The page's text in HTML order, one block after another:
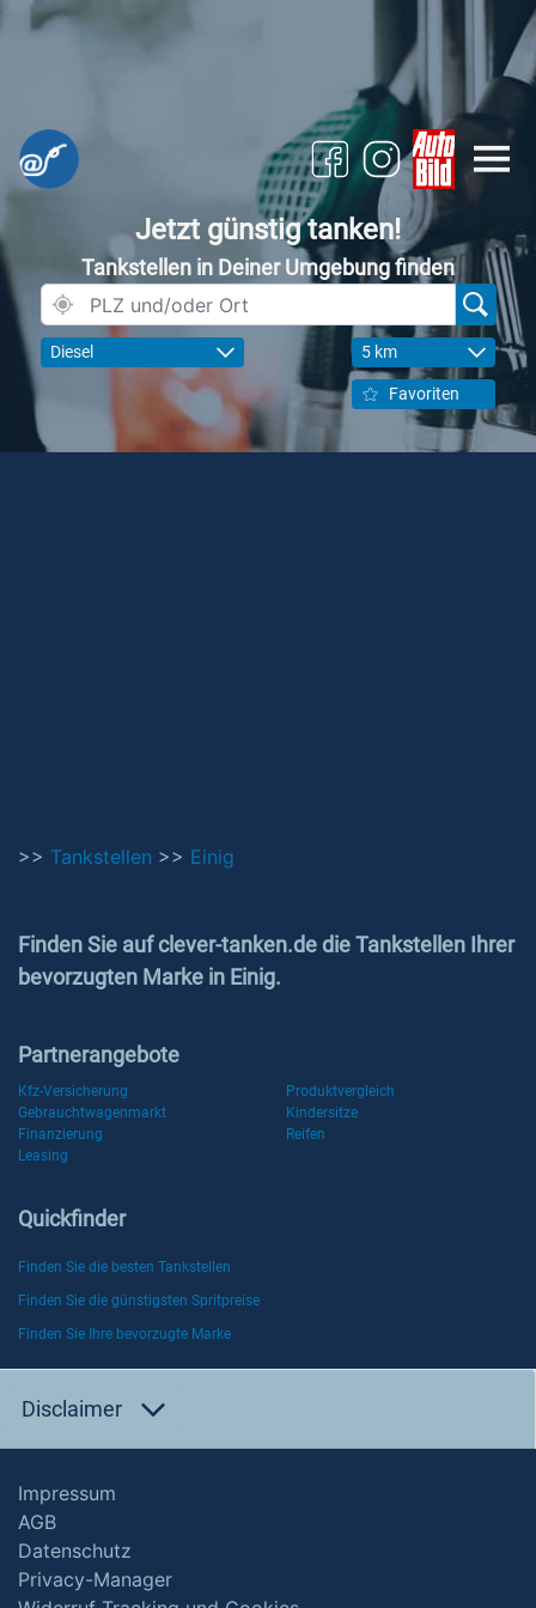
Jetzt günstig tanken!
Tankstellen in Deiner Umgebung finden
Diesel 5 km
Favoriten
>> Tankstellen >> Einig
Finden Sie auf clever-tanken.de die Tankstellen Ihrer
bevorzugten Marke in Einig.
Partnerangebote
Kfz-Versicherung
Produktvergleich
Gebrauchtwagenmarkt
Kindersitze
Finanzierung
Reifen
Leasing
Quickfinder
Finden Sie die besten Tankstellen
Finden Sie die günstigsten Spritpreise
Finden Sie Ihre bevorzugte Marke
Disclaimer
Impressum
AGB
Datenschutz
Privacy-Manager